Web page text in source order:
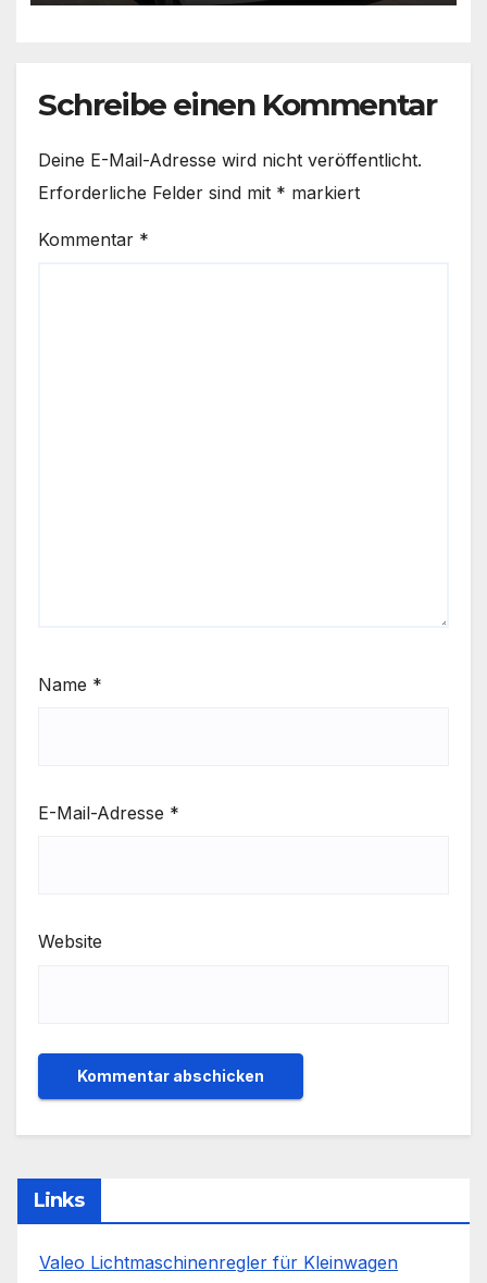
Schreibe einen Kommentar
Deine E-Mail-Adresse wird nicht veröffentlicht.
Erforderliche Felder sind mit * markiert
Kommentar *
Name *
E-Mail-Adresse *
Website
Links
Valeo Lichtmaschinenregler für Kleinwagen